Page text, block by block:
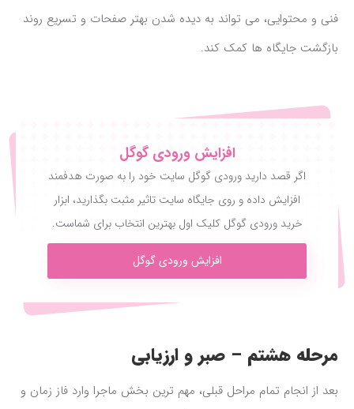
فنی و محتوایی، می تواند به دیده شدن بهتر صفحات و تسریع روند
بازگشت جایگاه ها کمک کند.
افزایش ورودی گوگل
اگر قصد دارید ورودی گوگل سایت خود را به صورت هدفمند
افزایش داده و روی جایگاه سایت تاثیر مثبت بگذارید، ابزار
خرید ورودی گوگل کلیک اول بهترین انتخاب برای شماست.
افزایش ورودی گوگل
مرحله هشتم – صبر و ارزیابی
بعد از انجام تمام مراحل قبلی، مهم ترین بخش ماجرا وارد فاز زمان و